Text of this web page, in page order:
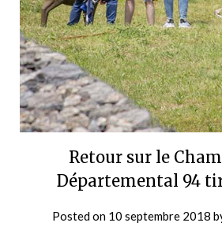
Retour sur le
Départemental 94 tir
Posted on 10 septembre 2018